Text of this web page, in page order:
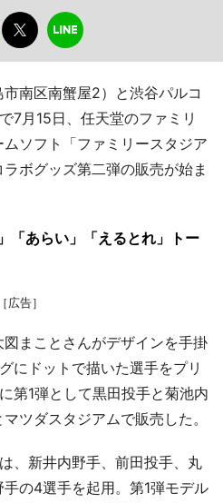
南区南蟹屋2）と渋谷パルコ
7月15日、任天堂のファミリ
ソフト「ファミリースタジア
ボグッズ第二弾の販売が始ま
「あらい」「えるとれ」トー
［広告］
まことさんがデザインを手掛
にドットで描いた選手をプリ
第1弾として黒田投手と菊池内
ツダスタジアムで販売した。
、新井内野手、前田投手、丸
の4選手を起用。第1弾モデル